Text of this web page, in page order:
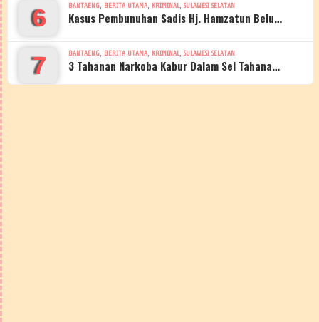
6 BANTAENG, BERITA UTAMA, KRIMINAL, SULAWESI SELATAN
Kasus Pembunuhan Sadis Hj. Hamzatun Belu…
7 BANTAENG, BERITA UTAMA, KRIMINAL, SULAWESI SELATAN
3 Tahanan Narkoba Kabur Dalam Sel Tahana…